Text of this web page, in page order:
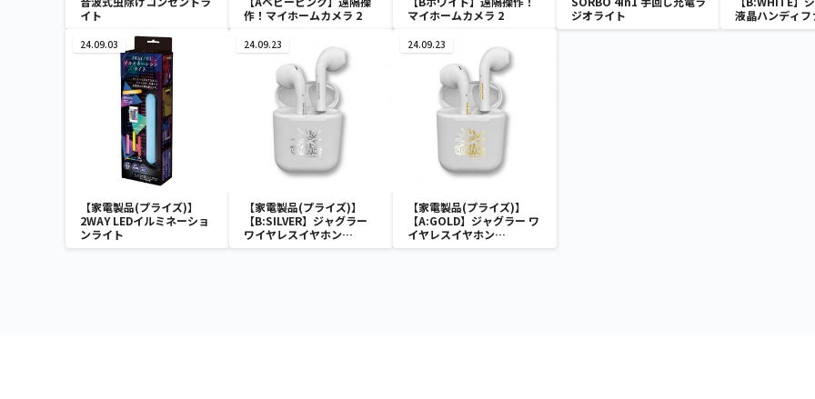
イト
作！マイホームカメラ 2
マイホームカメラ 2
ジオライト
液晶ハンディフ
24.09.03
【家電製品(プライズ)】
2WAY LEDイルミネーショ
ンライト
24.09.23
【家電製品(プライズ)】
【B:SILVER】ジャグラー
ワイヤレスイヤホン
2(GOLD&SILVER)
24.09.23
【家電製品(プライズ)】
【A:GOLD】ジャグラー ワ
イヤレスイヤホン
2(GOLD&SILVER)